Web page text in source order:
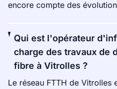
encore compte des
Qui est l'opérateur
charge des travaux de
fibre à Vitrolles ?
Le réseau FTTH de Vitrolles